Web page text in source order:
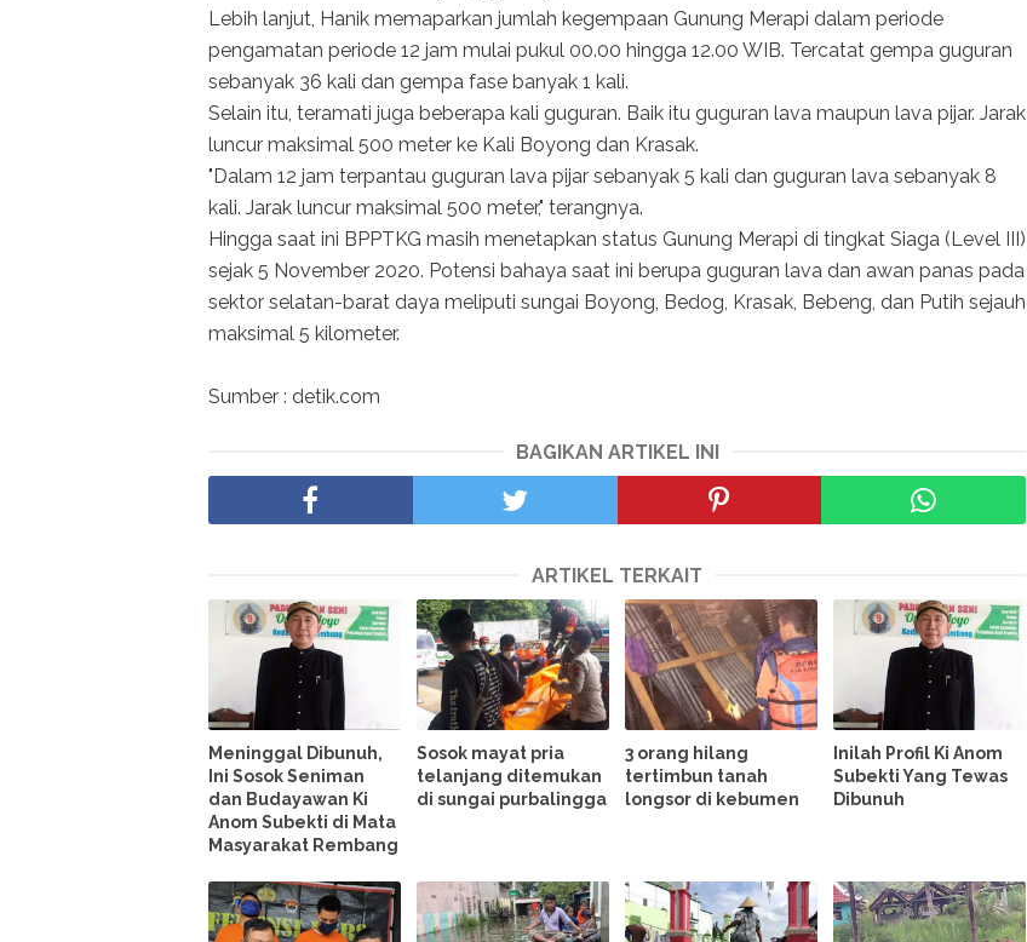
Lebih lanjut, Hanik memaparkan jumlah kegempaan Gunung Merapi dalam periode
pengamatan periode 12 jam mulai pukul 00.00 hingga 12.00 WIB. Tercatat gempa guguran
sebanyak 36 kali dan gempa fase banyak 1 kali.
Selain itu, teramati juga beberapa kali guguran. Baik itu guguran lava maupun lava pijar. Jarak
luncur maksimal 500 meter ke Kali Boyong dan Krasak.
"Dalam 12 jam terpantau guguran lava pijar sebanyak 5 kali dan guguran lava sebanyak 8
kali. Jarak luncur maksimal 500 meter," terangnya.
Hingga saat ini BPPTKG masih menetapkan status Gunung Merapi di tingkat Siaga (Level III)
sejak 5 November 2020. Potensi bahaya saat ini berupa guguran lava dan awan panas pada
sektor selatan-barat daya meliputi sungai Boyong, Bedog, Krasak, Bebeng, dan Putih sejauh
maksimal 5 kilometer.
Sumber : detik.com
BAGIKAN ARTIKEL INI
ARTIKEL TERKAIT
Meninggal Dibunuh,
Ini Sosok Seniman
dan Budayawan Ki
Anom Subekti di Mata
Masyarakat Rembang
Sosok mayat pria
telanjang ditemukan
di sungai purbalingga
3 orang hilang
tertimbun tanah
longsor di kebumen
Inilah Profil Ki Anom
Subekti Yang Tewas
Dibunuh